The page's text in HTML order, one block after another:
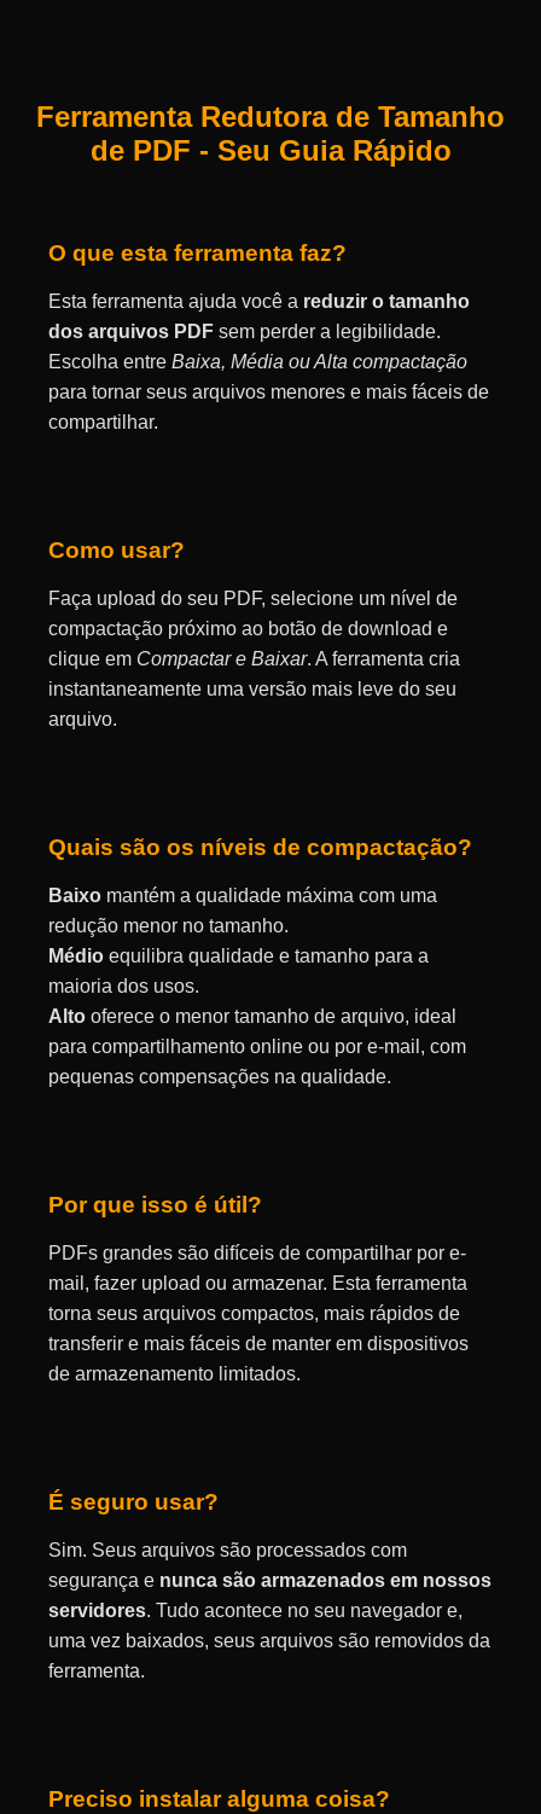
Ferramenta Redutora de Tamanho
de PDF - Seu Guia Rápido
O que esta ferramenta faz?
Esta ferramenta ajuda você a reduzir o tamanho
dos arquivos PDF sem perder a legibilidade.
Escolha entre Baixa, Média ou Alta compactação
para tornar seus arquivos menores e mais fáceis de
compartilhar.
Como usar?
Faça upload do seu PDF, selecione um nível de
compactação próximo ao botão de download e
clique em Compactar e Baixar. A ferramenta cria
instantaneamente uma versão mais leve do seu
arquivo.
Quais são os níveis de compactação?
Baixo mantém a qualidade máxima com uma
redução menor no tamanho.
Médio equilibra qualidade e tamanho para a
maioria dos usos.
Alto oferece o menor tamanho de arquivo, ideal
para compartilhamento online ou por e-mail, com
pequenas compensações na qualidade.
Por que isso é útil?
PDFs grandes são difíceis de compartilhar por e-
mail, fazer upload ou armazenar. Esta ferramenta
torna seus arquivos compactos, mais rápidos de
transferir e mais fáceis de manter em dispositivos
de armazenamento limitados.
É seguro usar?
Sim. Seus arquivos são processados ​​com
segurança e nunca são armazenados em nossos
servidores. Tudo acontece no seu navegador e,
uma vez baixados, seus arquivos são removidos da
ferramenta.
Preciso instalar alguma coisa?